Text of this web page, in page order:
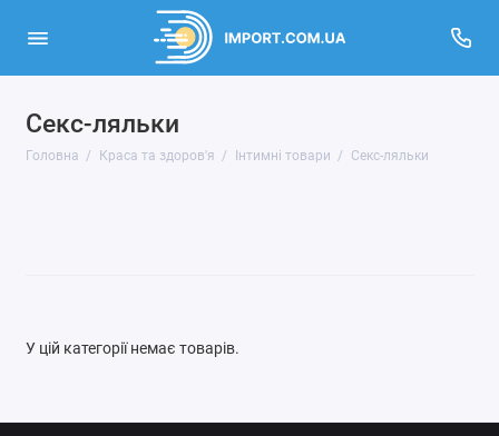
Секс-ляльки
Головна Краса та здоров'я Інтимні товари Секс-ляльки
Інструменти для манікюру
Накладне волосся
У цій категорії немає товарів.